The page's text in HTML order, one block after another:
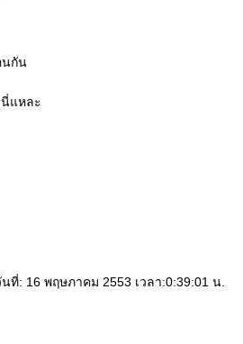
นกัน
แหละ
ที่: 16 พฤษภาคม 2553 เวลา:0:39:01 น.